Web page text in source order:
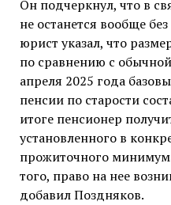
Он подчеркнул, что в
не останется вообще
юрист указал, что
по сравнению с
апреля 2025 года
пенсии по старости
итоге пенсионер
установленного в
прожиточного
того, право на нее
добавил Поздняков.